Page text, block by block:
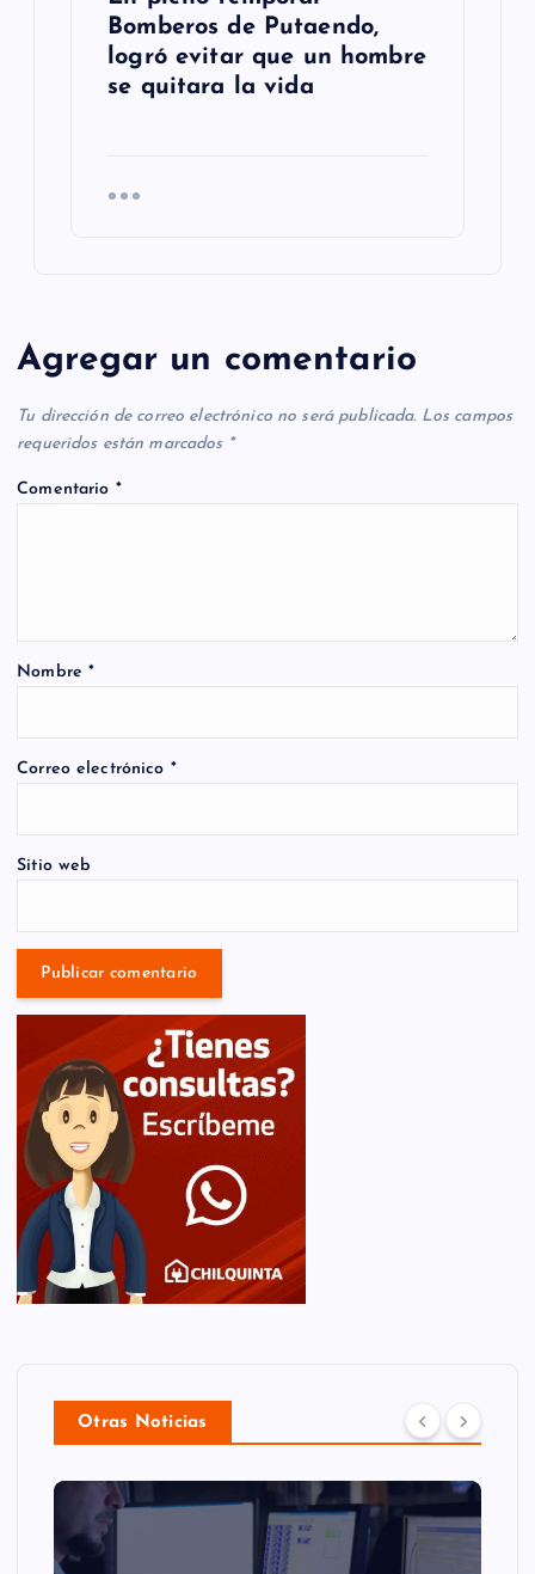
Bomberos de Putaendo,
logró evitar que un hombre
se quitara la vida
Agregar un comentario
Tu dirección de correo electrónico no será publicada. Los campos
requeridos están marcados *
Comentario *
Nombre*
Correo electrónico *
Sitio web
Otras Noticias